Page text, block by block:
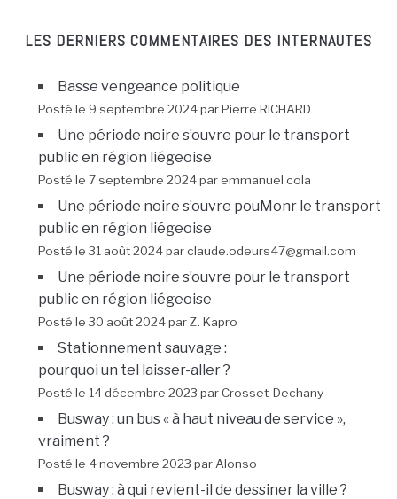
LES DERNIERS COMMENTAIRES DES INTERNAUTES
Basse vengeance politique
Posté le 9 septembre 2024 par Pierre RICHARD
Une période noire s’ouvre pour le transport
public en région liégeoise
Posté le 7 septembre 2024 par emmanuel cola
Une période noire s’ouvre pouMonr le transport
public en région liégeoise
Posté le 31 août 2024 par claude.odeurs47@gmail.com
Une période noire s’ouvre pour le transport
public en région liégeoise
Posté le 30 août 2024 par Z. Kapro
Stationnement sauvage :
pourquoi un tel laisser-aller ?
Posté le 14 décembre 2023 par Crosset-Dechany
Busway : un bus « à haut niveau de service »,
vraiment ?
Posté le 4 novembre 2023 par Alonso
Busway : à qui revient-il de dessiner la ville ?